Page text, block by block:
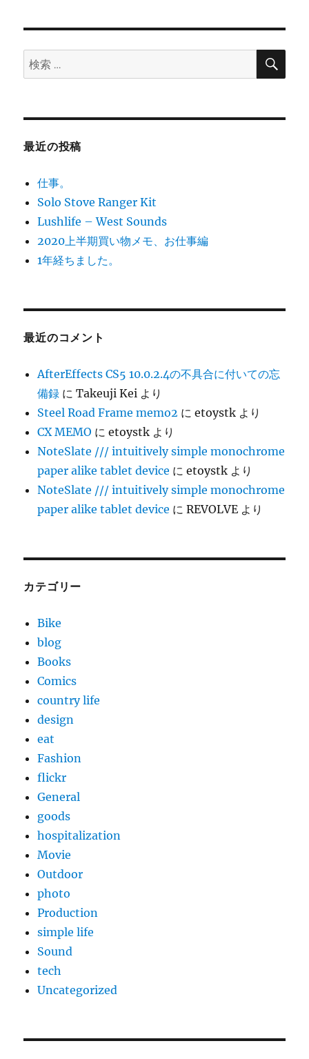
ン
検
索:
検
最近の投稿
仕事。
Solo Stove Ranger Kit
Lushlife – West Sounds
2020上半期買い物メモ、お仕事編
1年経ちました。
最近のコメント
AfterEffects CS5 10.0.2.4の不具合に付いての忘
備録 にTakeuji Kei より
Steel Road Frame memo2 にetoystk より
CX MEMO にetoystk より
NoteSlate /// intuitively simple monochrome
paper alike tablet device にetoystk より
NoteSlate /// intuitively simple monochrome
paper alike tablet device にREVOLVE より
カテゴリー
Bike
blog
Books
Comics
country life
design
eat
Fashion
flickr
General
goods
hospitalization
Movie
Outdoor
photo
Production
simple life
Sound
tech
Uncategorized